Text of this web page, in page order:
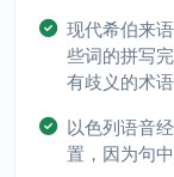
现代希伯来
些词的拼写
有歧义的术语
以色列语音
置，因为句